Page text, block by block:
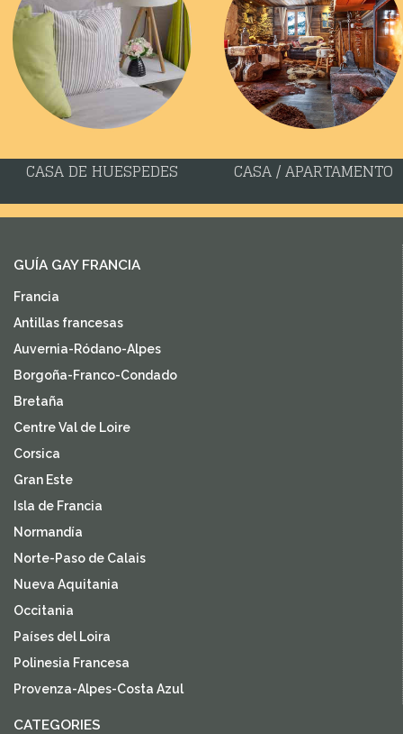
CASA DE HUESPEDES CASA / APARTAMENTO
GUÍA GAY FRANCIA
Francia
Antillas francesas
Auvernia-Ródano-Alpes
Borgoña-Franco-Condado
Bretaña
Centre Val de Loire
Corsica
Gran Este
Isla de Francia
Normandía
Norte-Paso de Calais
Nueva Aquitania
Occitania
Países del Loira
Polinesia Francesa
Provenza-Alpes-Costa Azul
CATEGORIES